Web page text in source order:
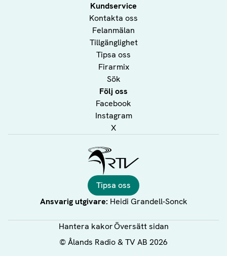
Kundservice
Kontakta oss
Felanmälan
Tillgänglighet
Tipsa oss
Firarmix
Sök
Följ oss
Facebook
Instagram
X
Tipsa oss
Ansvarig utgivare: Heidi Grandell-Sonck
Hantera kakorÖversätt sidan
©Ålands Radio & TV AB 2026